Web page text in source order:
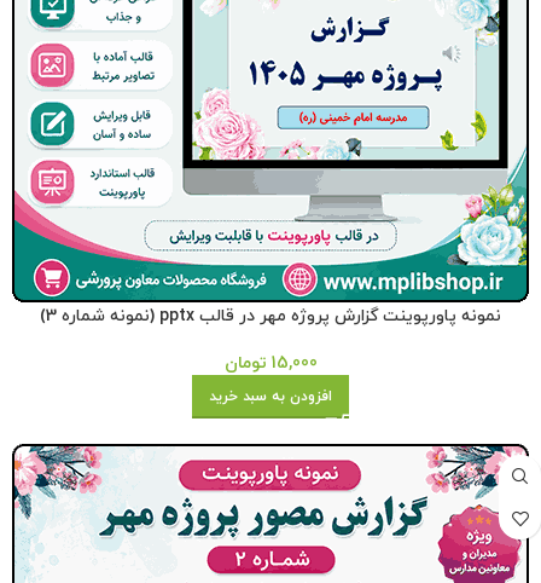
نمونه پاورپوینت گزارش پروژه مهر در قالب pptx (نمونه شماره 3)
15,000 تومان
افزودن به سبد خرید